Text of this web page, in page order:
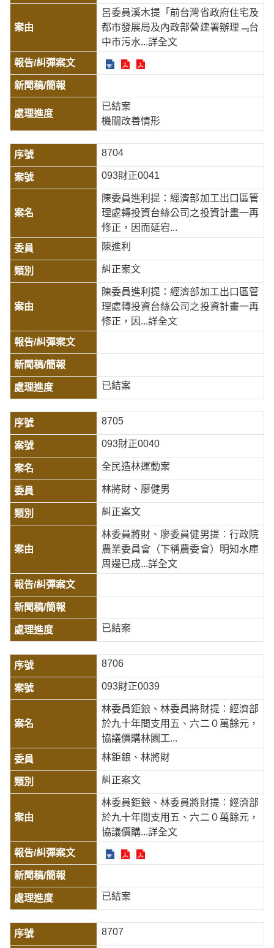
呂委員溪木提「前台灣省政府住宅及
都市發展局及內政部營建署辦理﹃台
中市污水...詳全文
已結案
機關改善情形
8704
093財正0041
陳委員進利提：經濟部加工出口區管
理處轉投資台絲公司之投資計畫一再
修正，因而延宕...
陳進利
糾正案文
陳委員進利提：經濟部加工出口區管
理處轉投資台絲公司之投資計畫一再
修正，因 ...詳全文
已結案
8705
093財正0040
全民造林運動案
林將財、廖健男
糾正案文
林委員將財、廖委員健男提︰行政院
農業委員會（下稱農委會）明知水庫
周邊已成...詳全文
已結案
8706
093財正0039
林委員鉅鋃、林委員將財提︰經濟部
於九十年間支用五、六二０萬餘元，
協議價購林園工...
林鉅鋃、林將財
糾正案文
林委員鉅鋃、林委員將財提︰經濟部
於九十年間支用五、六二０萬餘元，
協議價購...詳全文
已結案
8707